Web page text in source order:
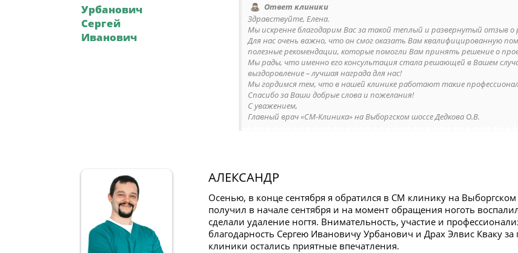
Урбанович
Сергей
Иванович
Ответ клиники
Здравствуйте, Елена.
Мы искренне благодарим Вас за такой теплый и развернутый отзыв о
Для нас очень важно, что он смог оказать Вам квалифицированную
полезные рекомендации, которые помогли Вам принять решение о
Мы рады, что именно его консультация стала решающей в Вашем
выздоровление – лучшая награда для нас!
Мы гордимся тем, что в нашей клинике работают такие
Спасибо за Ваши добрые слова и пожелания!
С уважением,
Главный врач «СМ-Клиника» на Выборгском шоссе Дедкова О.В.
АЛЕКСАНДР
Осенью, в конце сентября я обратился в СМ клинику на
получил в начале сентября и на момент обращения ноготь
сделали удаление ногтя. Внимательность, участие и
благодарность Сергею Ивановичу Урбанович и Драх Элвис Кваку
клиники остались приятные впечатления.